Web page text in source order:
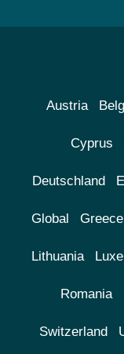
Austria
Cyprus
Deutschland
Global Greece
Lithuania
Romania
Switzerland